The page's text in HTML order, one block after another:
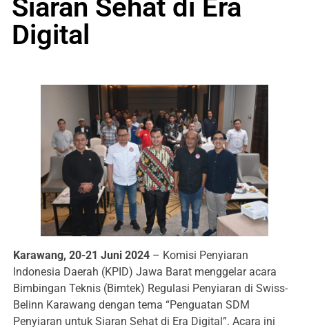
Siaran Sehat di Era
Digital
Karawang, 20-21 Juni 2024 – Komisi Penyiaran
Indonesia Daerah (KPID) Jawa Barat menggelar acara
Bimbingan Teknis (Bimtek) Regulasi Penyiaran di Swiss-
Belinn Karawang dengan tema “Penguatan SDM
Penyiaran untuk Siaran Sehat di Era Digital”. Acara ini